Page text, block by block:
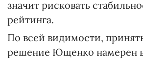
значит рисковать
рейтинга.
По всей видимости,
решение Ющенко намерен